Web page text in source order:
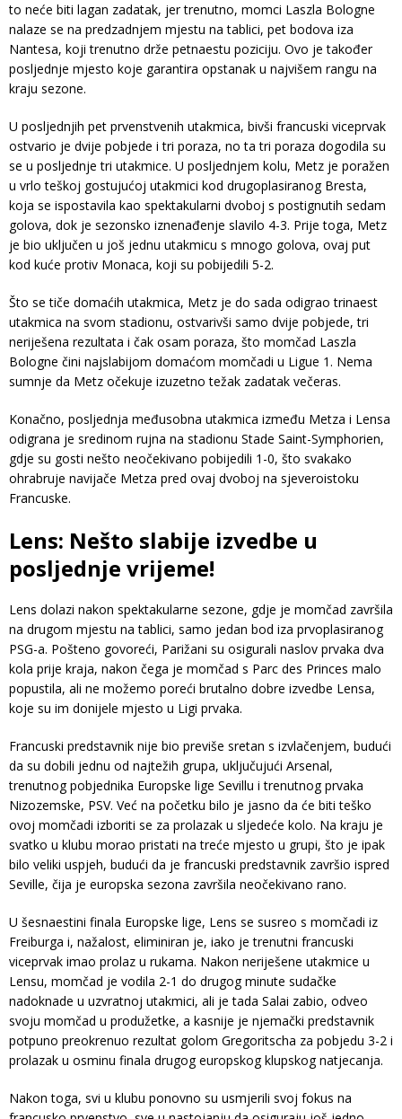
to neće biti lagan zadatak, jer trenutno, momci Laszla Bologne
nalaze se na predzadnjem mjestu na tablici, pet bodova iza
Nantesa, koji trenutno drže petnaestu poziciju. Ovo je također
posljednje mjesto koje garantira opstanak u najvišem rangu na
kraju sezone.
U posljednjih pet prvenstvenih utakmica, bivši francuski viceprvak
ostvario je dvije pobjede i tri poraza, no ta tri poraza dogodila su
se u posljednje tri utakmice. U posljednjem kolu, Metz je poražen
u vrlo teškoj gostujućoj utakmici kod drugoplasiranog Bresta,
koja se ispostavila kao spektakularni dvoboj s postignutih sedam
golova, dok je sezonsko iznenađenje slavilo 4-3. Prije toga, Metz
je bio uključen u još jednu utakmicu s mnogo golova, ovaj put
kod kuće protiv Monaca, koji su pobijedili 5-2.
Što se tiče domaćih utakmica, Metz je do sada odigrao trinaest
utakmica na svom stadionu, ostvarivši samo dvije pobjede, tri
neriješena rezultata i čak osam poraza, što momčad Laszla
Bologne čini najslabijom domaćom momčadi u Ligue 1. Nema
sumnje da Metz očekuje izuzetno težak zadatak večeras.
Konačno, posljednja međusobna utakmica između Metza i Lensa
odigrana je sredinom rujna na stadionu Stade Saint-Symphorien,
gdje su gosti nešto neočekivano pobijedili 1-0, što svakako
ohrabruje navijače Metza pred ovaj dvoboj na sjeveroistoku
Francuske.
Lens: Nešto slabije izvedbe u
posljednje vrijeme!
Lens dolazi nakon spektakularne sezone, gdje je momčad završila
na drugom mjestu na tablici, samo jedan bod iza prvoplasiranog
PSG-a. Pošteno govoreći, Parižani su osigurali naslov prvaka dva
kola prije kraja, nakon čega je momčad s Parc des Princes malo
popustila, ali ne možemo poreći brutalno dobre izvedbe Lensa,
koje su im donijele mjesto u Ligi prvaka.
Francuski predstavnik nije bio previše sretan s izvlačenjem, budući
da su dobili jednu od najtežih grupa, uključujući Arsenal,
trenutnog pobjednika Europske lige Sevillu i trenutnog prvaka
Nizozemske, PSV. Već na početku bilo je jasno da će biti teško
ovoj momčadi izboriti se za prolazak u sljedeće kolo. Na kraju je
svatko u klubu morao pristati na treće mjesto u grupi, što je ipak
bilo veliki uspjeh, budući da je francuski predstavnik završio ispred
Seville, čija je europska sezona završila neočekivano rano.
U šesnaestini finala Europske lige, Lens se susreo s momčadi iz
Freiburga i, nažalost, eliminiran je, iako je trenutni francuski
viceprvak imao prolaz u rukama. Nakon neriješene utakmice u
Lensu, momčad je vodila 2-1 do drugog minute sudačke
nadoknade u uzvratnoj utakmici, ali je tada Salai zabio, odveo
svoju momčad u produžetke, a kasnije je njemački predstavnik
potpuno preokrenuo rezultat golom Gregoritscha za pobjedu 3-2 i
prolazak u osminu finala drugog europskog klupskog natjecanja.
Nakon toga, svi u klubu ponovno su usmjerili svoj fokus na